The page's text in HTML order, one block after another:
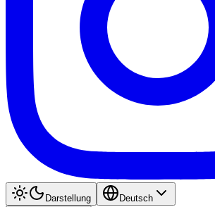
Darstellung
Deutsch